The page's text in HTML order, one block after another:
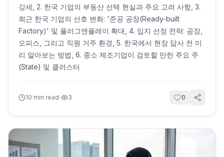
강세, 2. 한국 기업의 부동산 선택 현실과 주요 고려 사항, 3.
최근 한국 기업의 선호 변화: '준공 공장(Ready-built
Factory)' 및 플러그앤플레이 확대, 4. 입지 선정 전략: 공장,
오피스, 그리고 직원 거주 환경, 5. 한국에서 현장 답사 전 미
리 알아보는 방법, 6. 중소 제조기업이 검토할 만한 주요 주
(State) 및 클러스터
10 min read· 3 0